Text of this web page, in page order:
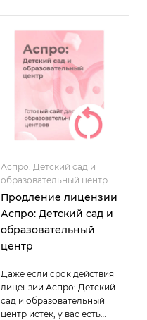
Аспро: Детский сад и
образовательный центр
Продление лицензии
Аспро: Детский сад и
образовательный
центр
Даже если срок действия
лицензии Аспро: Детский
сад и образовательный
центр истек, у вас есть